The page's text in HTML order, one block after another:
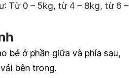
Từ 0 – 5kg, từ 4 – 8kg, từ 6 –
bé ở phần giữa và phía sau,
bên trong.